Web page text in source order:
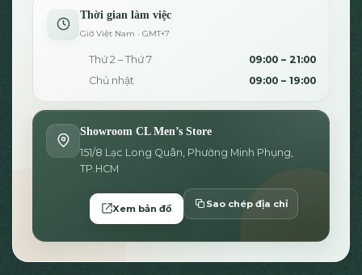
Thời gian làm việc
Giờ Việt Nam · GMT+7
Thứ 2 – Thứ 7
09:00 – 21:00
Chủ nhật
09:00 – 19:00
Showroom CL Men’s Store
151/8 Lạc Long Quân, Phường Minh Phụng,
TP.HCM
Xem bản đồ Sao chép địa chỉ